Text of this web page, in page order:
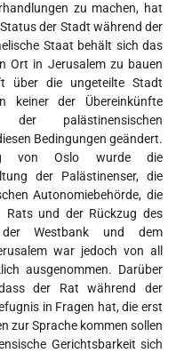
zu machen, hat
der Stadt während der
Staat behält sich das
Ort in Jerusalem zu bauen
über die ungeteilte Stadt
keiner der Übereinkünfte
palästinensischen
Bedingungen geändert.
von Oslo wurde die
der Palästinenser, die
Autonomiebehörde, die
Rats und der Rückzug des
Westbank und dem
war jedoch von all
ausgenommen. Darüber
der Rat während der
in Fragen hat, die erst
zur Sprache kommen sollen
Gerichtsbarkeit sich